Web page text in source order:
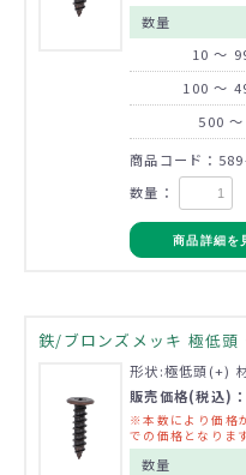
数量
10 ～
100 ～
500 ～
商品コード：
数量：
商品詳細を
鉄/ブロンズメッキ 極低頭
形状:極低頭(+)
販売価格(税込)
※本数により価格
での価格となります
数量